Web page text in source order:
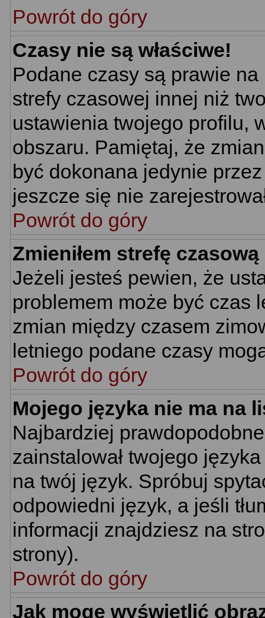
Powrót do góry
Czasy nie są właściwe!
Podane czasy są prawie
strefy czasowej innej niż
ustawienia twojego profilu,
obszaru. Pamiętaj, że
być dokonana jedynie
jeszcze się nie
Powrót do góry
Zmieniłem strefę
Jeżeli jesteś pewien, że
problemem może być czas
zmian między czasem
letniego podane czasy
Powrót do góry
Mojego języka nie ma na
Najbardziej
zainstalował twojego
na twój język. Spróbuj
odpowiedni język, a jeśli
informacji znajdziesz na
strony).
Powrót do góry
Jak mogę wyświetlić